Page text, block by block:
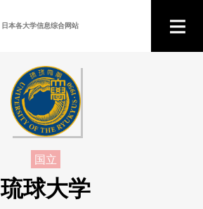
日本各大学信息综合网站
国立
琉球大学